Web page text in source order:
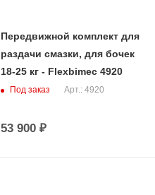
Передвижной комплект для
раздачи смазки, для бочек
18-25 кг - Flexbimec 4920
Под заказ Арт.: 4920
53 900₽